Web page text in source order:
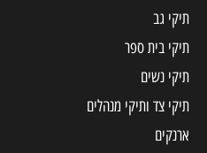
תיקי גב
תיקי בית ספר
תיקי נשים
תיקי צד ותיקי מנהלים
ארנקים